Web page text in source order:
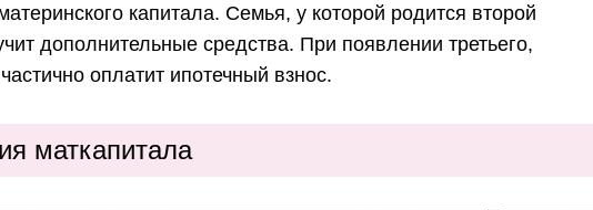
капитала. Семья, у которой родится второй
дополнительные средства. При появлении третьего,
оплатит ипотечный взнос.
маткапитала